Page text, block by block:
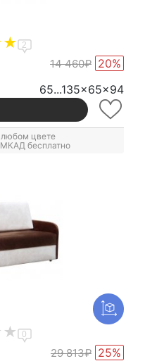
2
14 460₽ 20%
65...135x65x94
цвете
МКАД бесплатно
0
29 813₽ 25%